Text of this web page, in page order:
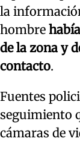
la
hombre
de la zona y
contacto.
Fuentes
seguimiento
cámaras de